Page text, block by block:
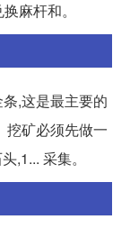
麻杆和。
,这是最主要的
挖矿必须先做一
,1... 采集。